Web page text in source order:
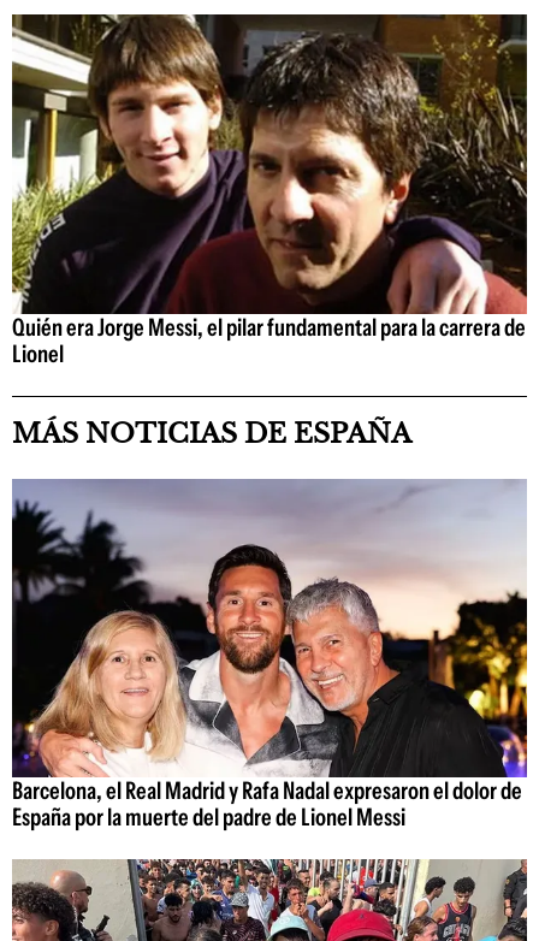
Quién era Jorge Messi, el pilar fundamental para la carrera de
Lionel
MÁS NOTICIAS DE ESPAÑA
Barcelona, el Real Madrid y Rafa Nadal expresaron el dolor de
España por la muerte del padre de Lionel Messi